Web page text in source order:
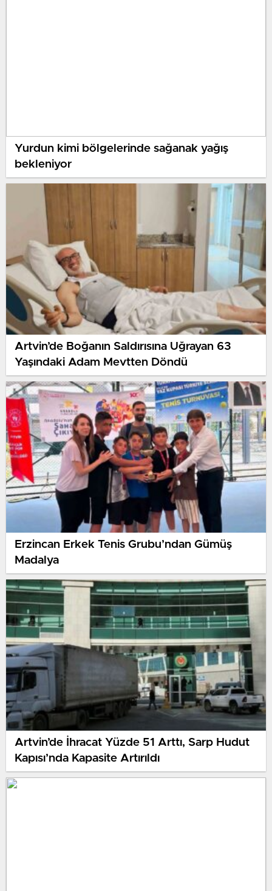
Yurdun kimi bölgelerinde sağanak yağış
bekleniyor
Artvin’de Boğanın Saldırısına Uğrayan 63
Yaşındaki Adam Mevtten Döndü
Erzincan Erkek Tenis Grubu’ndan Gümüş
Madalya
Artvin’de İhracat Yüzde 51 Arttı, Sarp Hudut
Kapısı’nda Kapasite Artırıldı